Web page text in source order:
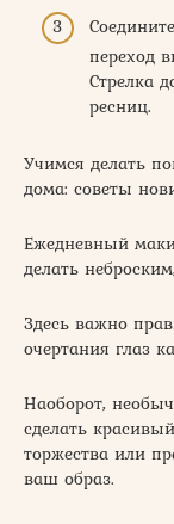
переход
Стрелка
ресниц.
Учимся делать
дома: советы
Ежедневный
делать
Здесь важно
очертания глаз
Наоборот,
сделать
торжества или
ваш образ.